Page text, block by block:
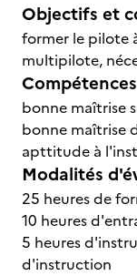
Objectifs et
former le pilote
multipilote,
bonne maîtrise
bonne maîtrise
apttitude à
Modalités
25 heures de
10 heures
5 heures
d'instruction